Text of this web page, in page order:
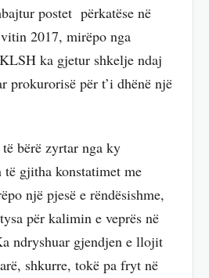
postet përkatëse në
2017, mirëpo nga
ka gjetur shkelje ndaj
prokurorisë për t’i dhënë një
bërë zyrtar nga ky
gjitha konstatimet me
një pjesë e rëndësishme,
për kalimin e veprës në
ndryshuar gjendjen e llojit
shkurre, tokë pa fryt në